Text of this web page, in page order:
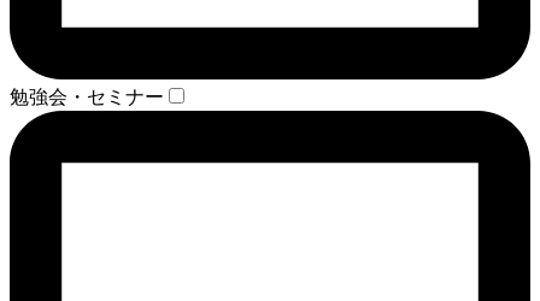
勉強会・セミナー